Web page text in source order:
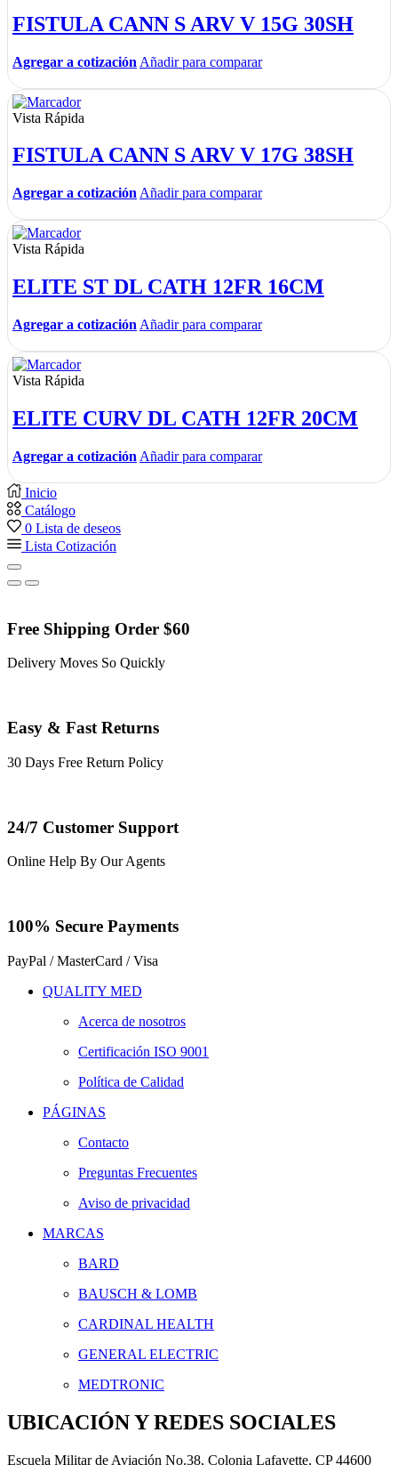
FISTULA CANN S ARV V 15G 30SH
Agregar a cotización Añadir para comparar
Vista Rápida
FISTULA CANN S ARV V 17G 38SH
Agregar a cotización Añadir para comparar
Vista Rápida
ELITE ST DL CATH 12FR 16CM
Agregar a cotización Añadir para comparar
Vista Rápida
ELITE CURV DL CATH 12FR 20CM
Agregar a cotización Añadir para comparar
Inicio
Catálogo
0 Lista de deseos
Lista Cotización
Free Shipping Order $60
Delivery Moves So Quickly
Easy & Fast Returns
30 Days Free Return Policy
24/7 Customer Support
Online Help By Our Agents
100% Secure Payments
PayPal / MasterCard / Visa
QUALITY MED
Acerca de nosotros
Certificación ISO 9001
Política de Calidad
PÁGINAS
Contacto
Preguntas Frecuentes
Aviso de privacidad
MARCAS
BARD
BAUSCH & LOMB
CARDINAL HEALTH
GENERAL ELECTRIC
MEDTRONIC
UBICACIÓN Y REDES SOCIALES
Escuela Militar de Aviación No.38, Colonia Lafayette, CP 44600